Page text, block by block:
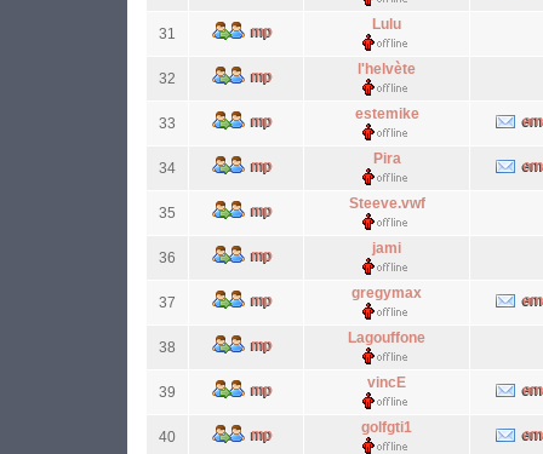
31
Lulu
32
l'helvète
33
estemike
34
Pira
35
Steeve.vwf
36
jami
37
gregymax
38
Lagouffone
39
vincE
40
golfgti1